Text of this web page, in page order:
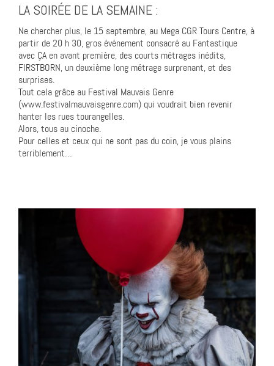
LA SOIRÉE DE LA SEMAINE :
Ne chercher plus, le 15 septembre, au Mega CGR Tours Centre, à
partir de 20 h 30, gros événement consacré au Fantastique
avec ÇA en avant première, des courts métrages inédits,
FIRSTBORN, un deuxième long métrage surprenant, et des
surprises.
Tout cela grâce au Festival Mauvais Genre
(www.festivalmauvaisgenre.com) qui voudrait bien revenir
hanter les rues tourangelles.
Alors, tous au cinoche.
Pour celles et ceux qui ne sont pas du coin, je vous plains
terriblement…